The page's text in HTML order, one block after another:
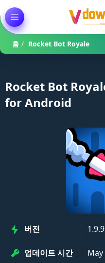
홈 / Rocket Bot Royale
Rocket Bot
for Android
버전 1.9.9
업데이트 시간 May